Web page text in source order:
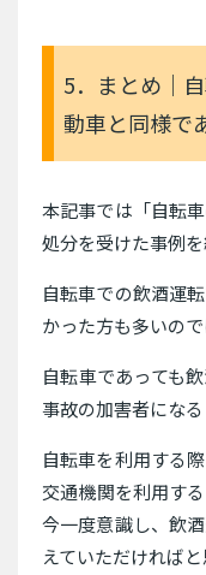
5．まとめ｜
動車と同様で
本記事では「自転
処分を受けた事例を
自転車での飲酒運
かった方も多いの
自転車であっても
事故の加害者になる
自転車を利用する
交通機関を利用す
今一度意識し、飲
えていただければと